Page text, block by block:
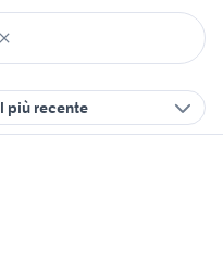
più recente